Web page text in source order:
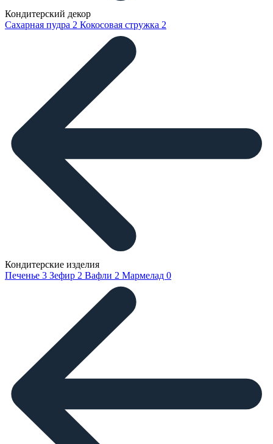
Кондитерский декор
Сахарная пудра 2 Кокосовая стружка 2
Кондитерские изделия
Печенье 3 Зефир 2 Вафли 2 Мармелад 0